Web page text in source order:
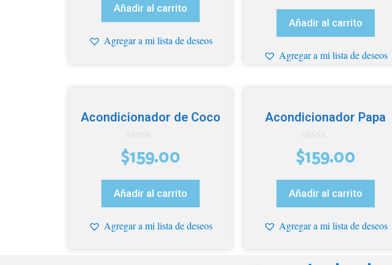
Añadir al carrito
Agregar a mi lista de deseos
Añadir al carrito
Agregar a mi lista de deseos
Acondicionador de Coco
0
d
e
$159.00
Añadir al carrito
Agregar a mi lista de deseos
Acondicionador Papa
0
d
e
$159.00
Añadir al carrito
Agregar a mi lista de deseos